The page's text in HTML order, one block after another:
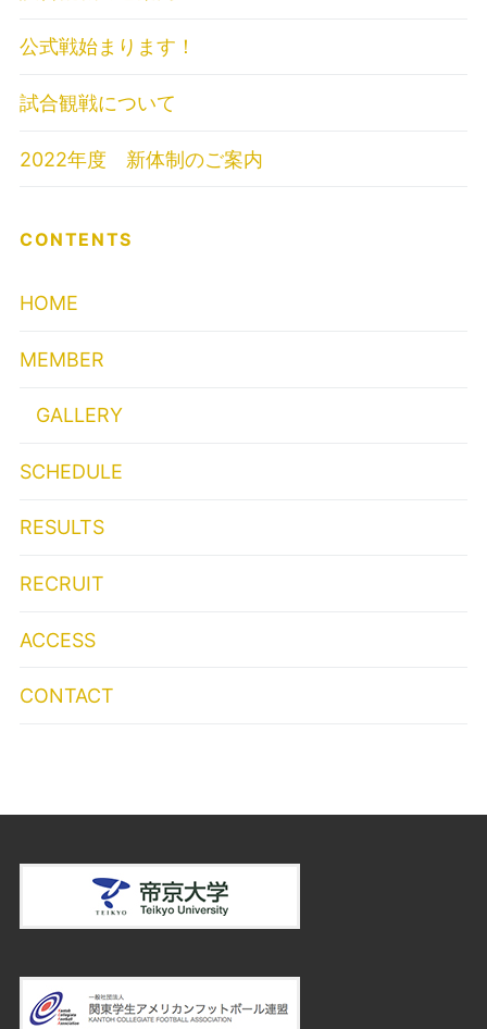
公式戦始まります！
試合観戦について
2022年度 新体制のご案内
CONTENTS
HOME
MEMBER
GALLERY
SCHEDULE
RESULTS
RECRUIT
ACCESS
CONTACT